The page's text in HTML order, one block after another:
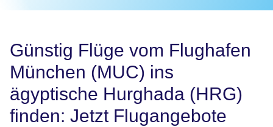
Günstig Flüge vom Flughafen
München (MUC) ins
ägyptische Hurghada (HRG)
finden: Jetzt Flugangebote